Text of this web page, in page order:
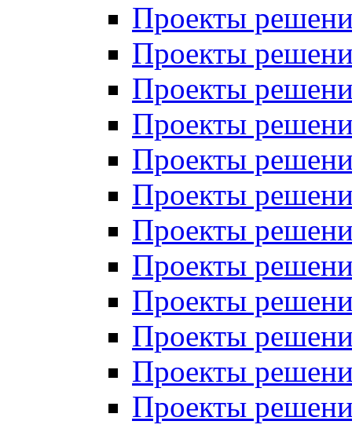
Проекты
Проекты
Проекты
Проекты
Проекты
Проекты
Проекты
Проекты
Проекты
Проекты
Проекты
Проекты